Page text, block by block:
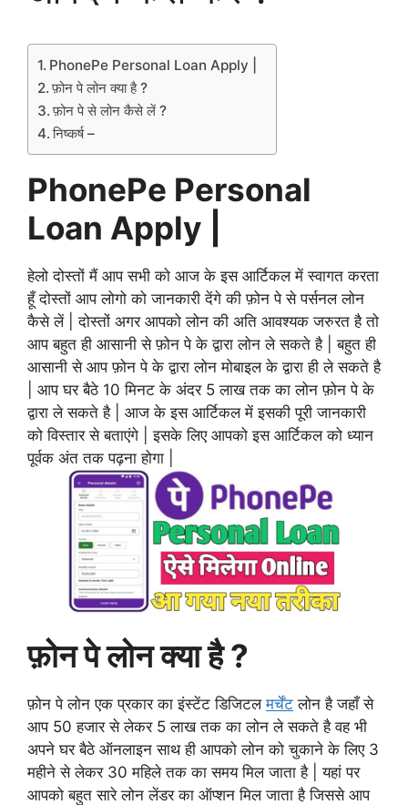
PhonePe Personal Loan Apply |
फ़ोन पे लोन क्या है ?
फ़ोन पे से लोन कैसे लें ?
निष्कर्ष –
PhonePe Personal
Loan Apply |
हेलो दोस्तों मैं आप सभी को आज के इस आर्टिकल में स्वागत करता
हूँ दोस्तों आप लोगो को जानकारी देंगे की फ़ोन पे से पर्सनल लोन
कैसे लें | दोस्तों अगर आपको लोन की अति आवश्यक जरुरत है तो
आप बहुत ही आसानी से फ़ोन पे के द्वारा लोन ले सकते है | बहुत ही
आसानी से आप फ़ोन पे के द्वारा लोन मोबाइल के द्वारा ही ले सकते है
| आप घर बैठे 10 मिनट के अंदर 5 लाख तक का लोन फ़ोन पे के
द्वारा ले सकते है | आज के इस आर्टिकल में इसकी पूरी जानकारी
को विस्तार से बताएंगे | इसके लिए आपको इस आर्टिकल को ध्यान
पूर्वक अंत तक पढ़ना होगा |
फ़ोन पे लोन क्या है ?
फ़ोन पे लोन एक प्रकार का इंस्टेंट डिजिटलमर्चेंट लोन है जहाँ से
आप 50 हजार से लेकर 5 लाख तक का लोन ले सकते है वह भी
अपने घर बैठे ऑनलाइन साथ ही आपको लोन को चुकाने के लिए 3
महीने से लेकर 30 महिले तक का समय मिल जाता है | यहां पर
आपको बहुत सारे लोन लेंडर का ऑप्शन मिल जाता है जिससे आप